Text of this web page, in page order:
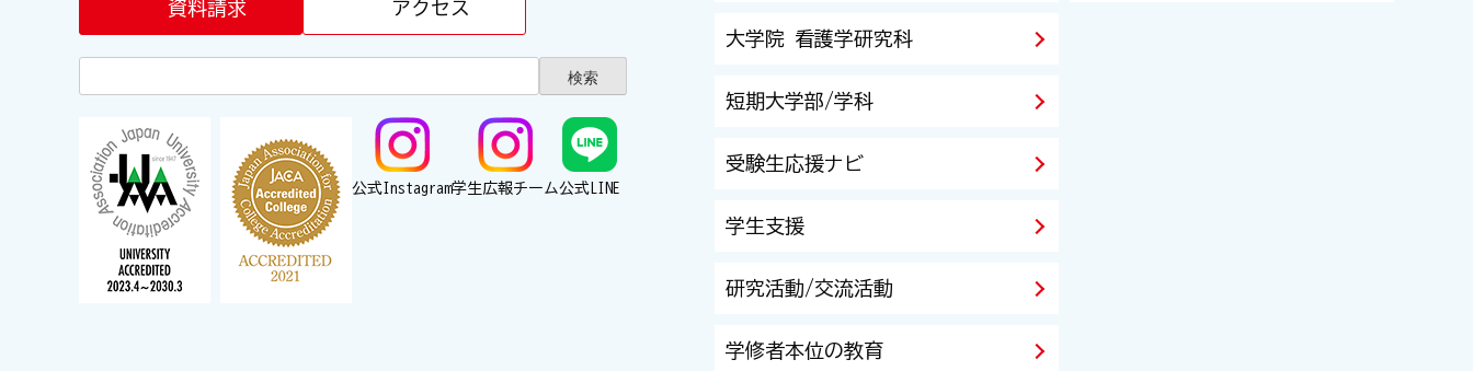
資料請求 アクセス
公式Instagram学生広報チーム公式LINE
大学院 看護学研究科
短期大学部/学科
受験生応援ナビ
学生支援
研究活動/交流活動
学修者本位の教育